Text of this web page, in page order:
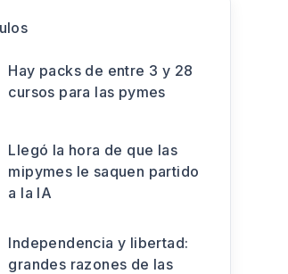
Hay packs de entre 3 y 28
cursos para las pymes
Llegó la hora de que las
mipymes le saquen partido
a la IA
Independencia y libertad:
grandes razones de las